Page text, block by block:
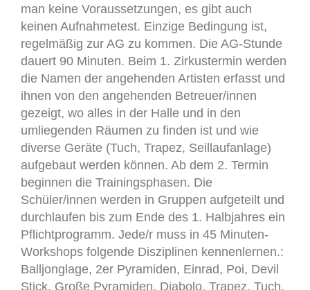
man keine Voraussetzungen, es gibt auch
keinen Aufnahmetest. Einzige Bedingung ist,
regelmäßig zur AG zu kommen. Die AG-Stunde
dauert 90 Minuten. Beim 1. Zirkustermin werden
die Namen der angehenden Artisten erfasst und
ihnen von den angehenden Betreuer/innen
gezeigt, wo alles in der Halle und in den
umliegenden Räumen zu finden ist und wie
diverse Geräte (Tuch, Trapez, Seillaufanlage)
aufgebaut werden können. Ab dem 2. Termin
beginnen die Trainingsphasen. Die
Schüler/innen werden in Gruppen aufgeteilt und
durchlaufen bis zum Ende des 1. Halbjahres ein
Pflichtprogramm. Jede/r muss in 45 Minuten-
Workshops folgende Disziplinen kennenlernen.:
Balljonglage, 2er Pyramiden, Einrad, Poi, Devil
Stick, Große Pyramiden, Diabolo, Trapez, Tuch,